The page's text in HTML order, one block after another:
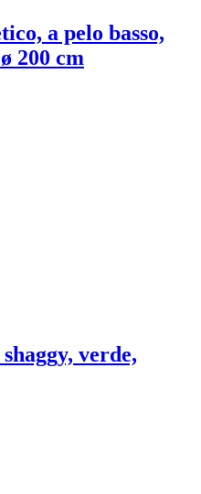
a pelo basso,
200 cm
verde,